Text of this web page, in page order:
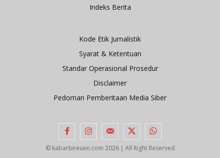
Indeks Berita
Kode Etik Jurnalistik
Syarat & Ketentuan
Standar Operasional Prosedur
Disclaimer
Pedoman Pemberitaan Media Siber
© kabarbireuen.com 2026 | All Right Reserved